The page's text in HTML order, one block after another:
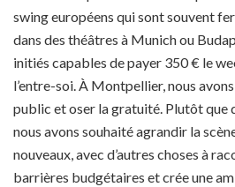
swing européens qui sont souvent
dans des théâtres à Munich ou
initiés capables de payer 350 € le
l’entre-soi. À Montpellier, nous
public et oser la gratuité. Plutôt que
nous avons souhaité agrandir la
nouveaux, avec d’autres choses à
barrières budgétaires et crée une